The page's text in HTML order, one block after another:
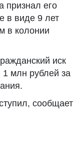
признал его
в виде 9 лет
в колонии
иск
млн рублей за
сообщает